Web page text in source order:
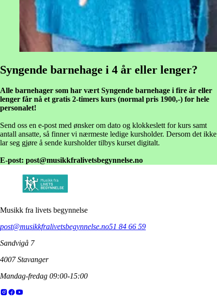
Syngende barnehage i 4 år eller lenger?
Alle barnehager som har vært Syngende barnehage i fire år eller
lenger får nå et gratis 2-timers kurs (normal pris 1900,-) for hele
personalet!
Send oss en e-post med ønsker om dato og klokkeslett for kurs samt
antall ansatte, så finner vi nærmeste ledige kursholder. Dersom det ikke
lar seg gjøre å sende kursholder tilbys kurset digitalt.
E-post: post@musikkfralivetsbegynnelse.no
Musikk fra livets begynnelse
post@musikkfralivetsbegynnelse.no51 84 66 59
Sandvigå 7
4007 Stavanger
Mandag-fredag 09:00-15:00